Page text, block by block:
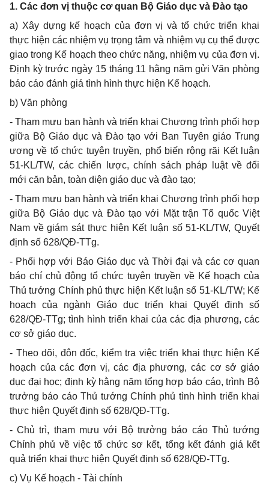
1. Các đơn vị thuộc cơ quan Bộ Giáo dục và Đào tạo
a) Xây dựng kế hoạch của đơn vị và tổ chức triển khai
thực hiện các nhiệm vụ trọng tâm và nhiệm vụ cụ thể được
giao trong Kế hoạch theo chức năng, nhiệm vụ của đơn vị.
Định kỳ trước ngày 15 tháng 11 hằng năm gửi Văn phòng
báo cáo đánh giá tình hình thực hiện Kế hoạch.
b) Văn phòng
- Tham mưu ban hành và triển khai Chương trình phối hợp
giữa Bộ Giáo dục và Đào tạo với Ban Tuyên giáo Trung
ương về tổ chức tuyên truyền, phổ biến rộng rãi Kết luận
51-KL/TW, các chiến lược, chính sách pháp luật về đổi
mới căn bản, toàn diện giáo dục và đào tạo;
- Tham mưu ban hành và triển khai Chương trình phối hợp
giữa Bộ Giáo dục và Đào tạo với Mặt trận Tổ quốc Việt
Nam về giám sát thực hiện Kết luận số 51-KL/TW, Quyết
định số 628/QĐ-TTg.
- Phối hợp với Báo Giáo dục và Thời đại và các cơ quan
báo chí chủ động tổ chức tuyên truyền về Kế hoạch của
Thủ tướng Chính phủ thực hiện Kết luận số 51-KL/TW; Kế
hoạch của ngành Giáo dục triển khai Quyết định số
628/QĐ-TTg; tình hình triển khai của các địa phương, các
cơ sở giáo dục.
- Theo dõi, đôn đốc, kiểm tra việc triển khai thực hiện Kế
hoạch của các đơn vị, các địa phương, các cơ sở giáo
dục đại học; định kỳ hằng năm tổng hợp báo cáo, trình Bộ
trưởng báo cáo Thủ tướng Chính phủ tình hình triển khai
thực hiện Quyết định số 628/QĐ-TTg.
- Chủ trì, tham mưu với Bộ trưởng báo cáo Thủ tướng
Chính phủ về việc tổ chức sơ kết, tổng kết đánh giá kết
quả triển khai thực hiện Quyết định số 628/QĐ-TTg.
c) Vụ Kế hoạch - Tài chính